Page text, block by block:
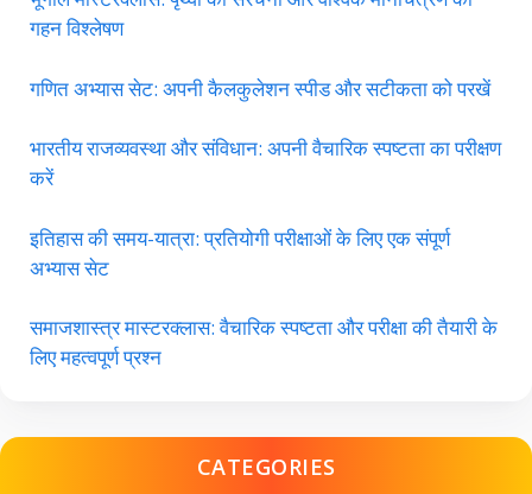
गहन विश्लेषण
गणित अभ्यास सेट: अपनी कैलकुलेशन स्पीड और सटीकता को परखें
भारतीय राजव्यवस्था और संविधान: अपनी वैचारिक स्पष्टता का परीक्षण
करें
इतिहास की समय-यात्रा: प्रतियोगी परीक्षाओं के लिए एक संपूर्ण
अभ्यास सेट
समाजशास्त्र मास्टरक्लास: वैचारिक स्पष्टता और परीक्षा की तैयारी के
लिए महत्वपूर्ण प्रश्न
CATEGORIES